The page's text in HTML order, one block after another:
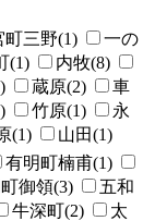
町三野(1)
一の
(1)
内牧(8)
蔵原(2)
車
竹原(1)
永
(1) 山田(1)
有明町楠甫(1)
御領(3)
五和
牛深町(2)
太